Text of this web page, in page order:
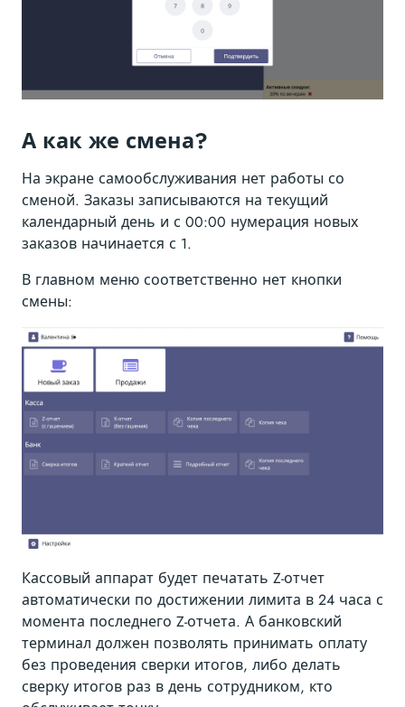
А как же смена?
На экране самообслуживания нет работы со
сменой. Заказы записываются на текущий
календарный день и с 00:00 нумерация новых
заказов начинается с 1.
В главном меню соответственно нет кнопки
смены:
Кассовый аппарат будет печатать Z-отчет
автоматически по достижении лимита в 24 часа с
момента последнего Z-отчета. А банковский
терминал должен позволять принимать оплату
без проведения сверки итогов, либо делать
сверку итогов раз в день сотрудником, кто